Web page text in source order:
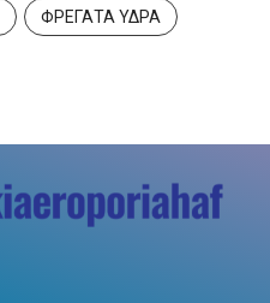
ΦΡΕΓΑΤΑ ΥΔΡΑ